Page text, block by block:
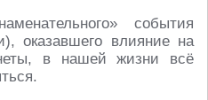
события
оказавшего влияние на
в нашей жизни всё